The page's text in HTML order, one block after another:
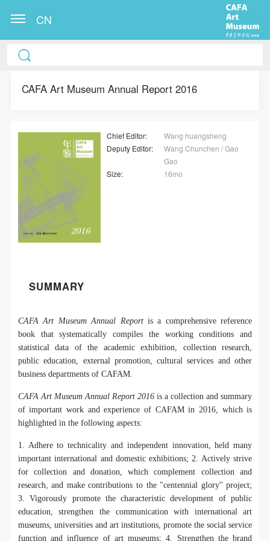
CN
CAFA Art Museum Annual Report 2016
Chief Editor:
Wang huangsheng
Deputy Editor:
Wang Chunchen / Gao
Gao
Size:
16mo
SUMMARY
CAFA Art Museum Annual Reportis a comprehensive reference
book that systematically compiles the working conditions and
statistical data of the academic exhibition, collection research,
public education, external promotion, cultural services and other
business departments of CAFAM.
CAFA Art Museum Annual Report 2016 is a collection and summary
of important work and experience of CAFAM in 2016, which is
highlighted in the following aspects:
1. Adhere to technicality and independent innovation, held many
important international and domestic exhibitions; 2. Actively strive
for collection and donation, which complement collection and
research, and make contributions to the "centennial glory" project;
3. Vigorously promote the characteristic development of public
education, strengthen the communication with international art
museums, universities and art institutions, promote the social service
function and influence of art museums; 4. Strengthen the brand
冷风起，冬意浓！ 这个冬日的北京刻意显得不那么的
重新洗礼那或许已经麻木的感官。 选择去吴哥，因为
称之美全部完美的融为一体。唯有置身于吴哥王城，
在“高棉微笑”的注视下，去凝望这曾经充满战乱、杀
戮，到现今的和平和安详。仿佛瞬间被抽离出这世间
之外，画面被定格静止了一般，转过身即是微笑。 版
权归作者所有，任何形式转载请联系作者。 关于吴
哥，我想大约是我不必多费口舌去解释每一处寺院的
由来和历史，每一个来到这里的人，多数都会花上个
北京刻意显得不那么的温暖，不禁想逃离这荒凉几
感官。 选择去吴哥，因为太想亲自去感受一下这世界
上最重要的文明古迹，它将中国长城的雄伟、泰姬陵
的细致繁复和金字塔的对称之美全部完美的融为一
体。唯有置身于吴哥王城，在“高棉微笑”的注视下，
去凝望这曾经充满战乱、杀戮，到现今的和平和安
详。仿佛瞬间被抽离出这世间之外，画面被定格静止
了一般，转过身即是微笑。 版权归作者所有，任何形
式转载请联系作者。 关于吴哥，我想大约是我不必多
费口舌去解释每一处寺院的由来和历史，每一个来到
这里的人，多数都会花上个三五日去感受吴哥雄伟壮
观的寺院建筑群。 这里捡几个重要而美的分享。 冷
风起，冬意浓！ 这个冬日的北京刻意显得不那么的温
暖，不禁想逃离这荒凉几日，寻一处刺眼的阳光，重
QUICK LOGIN ACCOUNT LOGIN
PIN
LOGIN
Use Artron membership to login